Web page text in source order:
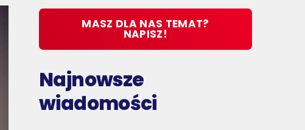
MASZ DLA NAS TEMAT?
NAPISZ!
Najnowsze
wiadomości